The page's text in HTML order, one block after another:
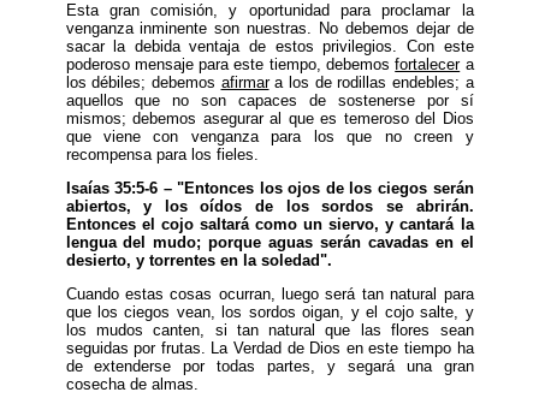
Esta gran comisión, y oportunidad para proclamar la
venganza inminente son nuestras. No debemos dejar de
sacar la debida ventaja de estos privilegios. Con este
poderoso mensaje para este tiempo, debemosfortalecera
los débiles; debemos afirmara los de rodillas endebles; a
aquellos que no son capaces de sostenerse por sí
mismos; debemos asegurar al que es temeroso del Dios
que viene con venganza para los que no creen y
recompensa para los fieles.
Isaías 35:5-6 – "Entonces los ojos de los ciegos serán
abiertos, y los oídos de los sordos se abrirán.
Entonces el cojo saltará como un siervo, y cantará la
lengua del mudo; porque aguas serán cavadas en el
desierto, y torrentes en la soledad".
Cuando estas cosas ocurran, luego será tan natural para
que los ciegos vean, los sordos oigan, y el cojo salte, y
los mudos canten, si tan natural que las flores sean
seguidas por frutas. La Verdad de Dios en este tiempo ha
de extenderse por todas partes, y segará una gran
cosecha de almas.